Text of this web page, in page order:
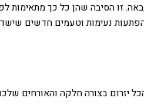
זו הסיבה שהן כל כך מתאימות
נעימות וטעמים חדשים
יזרום בצורה חלקה והאורחים